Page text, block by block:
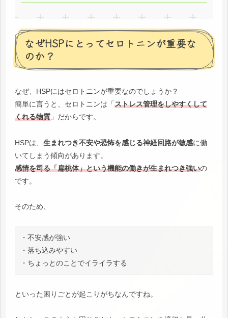
なぜHSPにとってセロトニンが重要な
のか？
なぜ、HSPにはセロトニンが重要なのでしょうか？
簡単に言うと、セロトニンは「ストレス管理をしやすくして
くれる物質 」だからです。
HSPは、 生まれつき不安や恐怖を感じる神経回路が敏感に働
いてしまう傾向があります。
感情を司る「扁桃体」という機能の働きが生まれつき強いの
です。
そのため、
・不安感が強い
・落ち込みやすい
・ちょっとのことでイライラする
といった困りごとが起こりがちなんですね。